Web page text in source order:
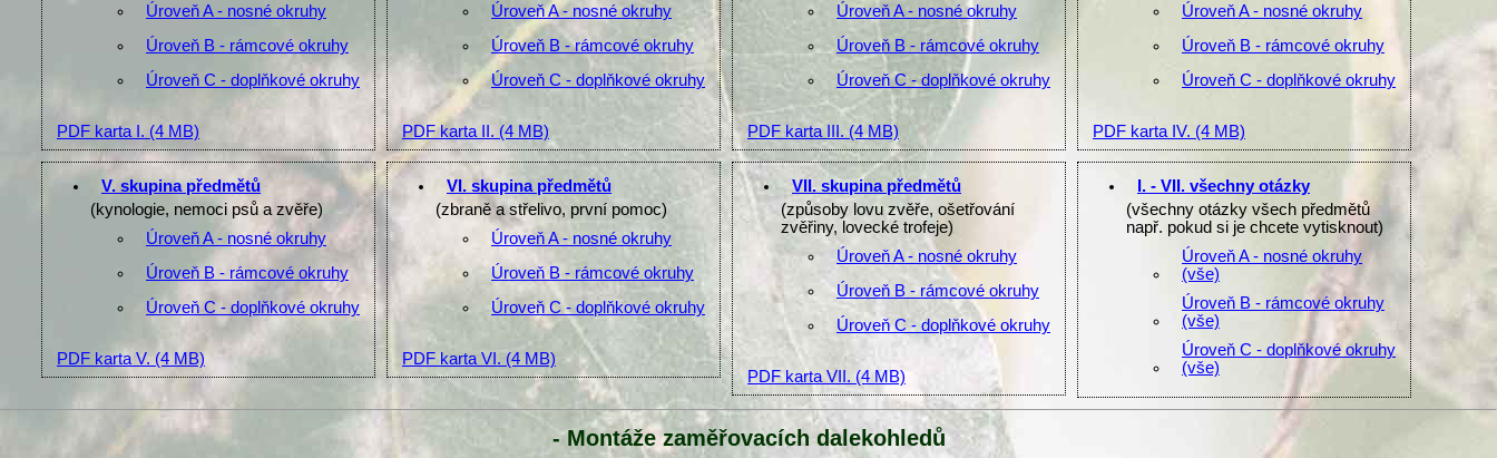
Úroveň A - nosné okruhy
Úroveň B - rámcové okruhy
Úroveň C - doplňkové okruhy
PDF karta I. (4 MB)
Úroveň A - nosné okruhy
Úroveň B - rámcové okruhy
Úroveň C - doplňkové okruhy
PDF karta II. (4 MB)
Úroveň A - nosné okruhy
Úroveň B - rámcové okruhy
Úroveň C - doplňkové okruhy
PDF karta III. (4 MB)
Úroveň A - nosné okruhy
Úroveň B - rámcové okruhy
Úroveň C - doplňkové okruhy
PDF karta IV. (4 MB)
V. skupina předmětů
(kynologie, nemoci psů a zvěře)
Úroveň A - nosné okruhy
Úroveň B - rámcové okruhy
Úroveň C - doplňkové okruhy
PDF karta V. (4 MB)
VI. skupina předmětů
(zbraně a střelivo, první pomoc)
Úroveň A - nosné okruhy
Úroveň B - rámcové okruhy
Úroveň C - doplňkové okruhy
PDF karta VI. (4 MB)
VII. skupina předmětů
(způsoby lovu zvěře, ošetřování
zvěřiny, lovecké trofeje)
Úroveň A - nosné okruhy
Úroveň B - rámcové okruhy
Úroveň C - doplňkové okruhy
PDF karta VII. (4 MB)
I. - VII. všechny otázky
(všechny otázky všech předmětů
např. pokud si je chcete vytisknout)
Úroveň A - nosné okruhy
(vše)
Úroveň B - rámcové okruhy
(vše)
Úroveň C - doplňkové okruhy
(vše)
- Montáže zaměřovacích dalekohledů